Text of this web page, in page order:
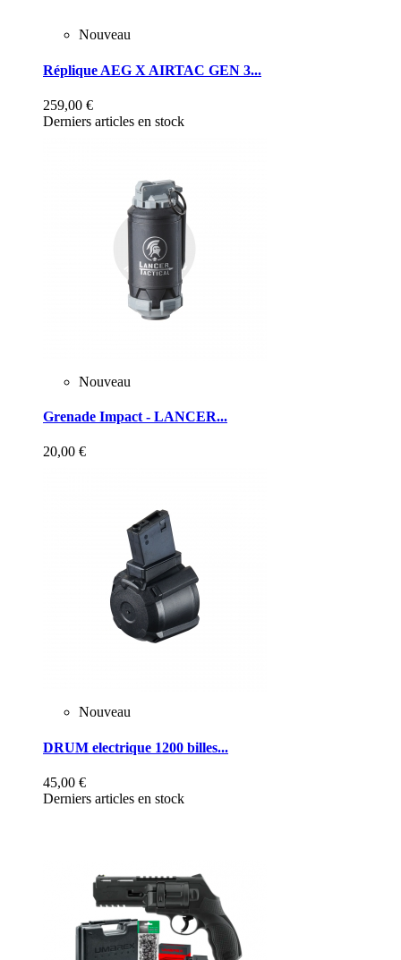
Nouveau
Réplique AEG X AIRTAC GEN 3...
259,00 €
Derniers articles en stock
Nouveau
Grenade Impact - LANCER...
20,00 €
Nouveau
DRUM electrique 1200 billes...
45,00 €
Derniers articles en stock